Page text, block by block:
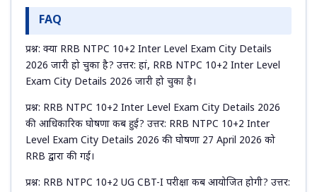
FAQ
प्रश्न: क्या RRB NTPC 10+2 Inter Level Exam City Details
2026 जारी हो चुका है? उत्तर: हां, RRB NTPC 10+2 Inter Level
Exam City Details 2026 जारी हो चुका है।
प्रश्न: RRB NTPC 10+2 Inter Level Exam City Details 2026
की आधिकारिक घोषणा कब हुई? उत्तर: RRB NTPC 10+2 Inter
Level Exam City Details 2026 की घोषणा 27 April 2026 को
RRB द्वारा की गई।
प्रश्न: RRB NTPC 10+2 UG CBT-I परीक्षा कब आयोजित होगी? उत्तर: